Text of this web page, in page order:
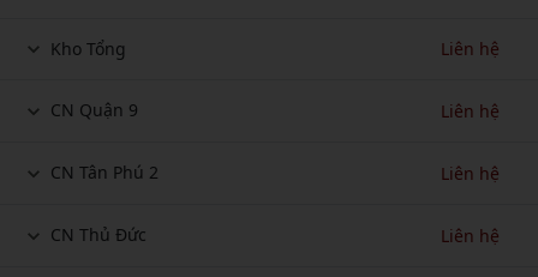
Kho Tổng Liên hệ
CN Quận 9 Liên hệ
CN Tân Phú 2 Liên hệ
CN Thủ Đức Liên hệ